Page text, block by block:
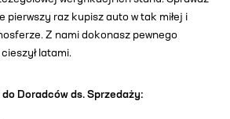
pierwszy raz kupisz auto w tak miłej i
Z nami dokonasz pewnego
latami.
Doradców ds. Sprzedaży: